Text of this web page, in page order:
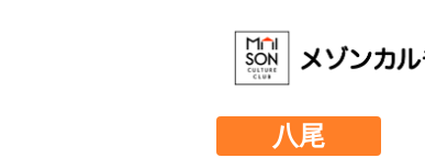
八尾